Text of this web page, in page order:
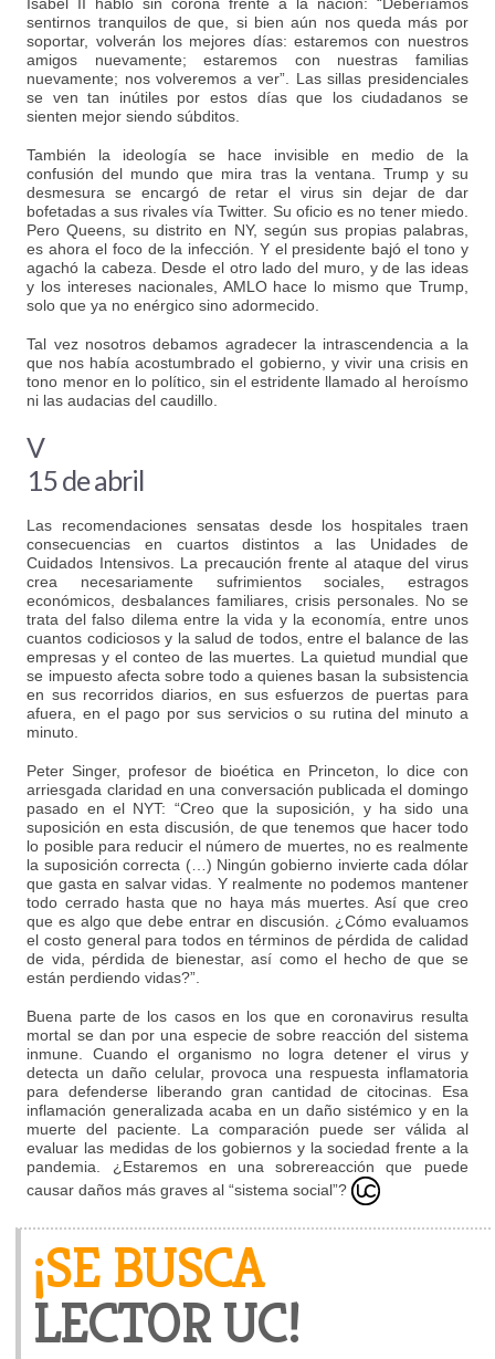
sentirnos tranquilos de que, si bien aún nos queda más por
soportar, volverán los mejores días: estaremos con nuestros
amigos nuevamente; estaremos con nuestras familias
nuevamente; nos volveremos a ver”. Las sillas presidenciales
se ven tan inútiles por estos días que los ciudadanos se
sienten mejor siendo súbditos.
También la ideología se hace invisible en medio de la
confusión del mundo que mira tras la ventana. Trump y su
desmesura se encargó de retar el virus sin dejar de dar
bofetadas a sus rivales vía Twitter. Su oficio es no tener miedo.
Pero Queens, su distrito en NY, según sus propias palabras,
es ahora el foco de la infección. Y el presidente bajó el tono y
agachó la cabeza. Desde el otro lado del muro, y de las ideas
y los intereses nacionales, AMLO hace lo mismo que Trump,
solo que ya no enérgico sino adormecido.
Tal vez nosotros debamos agradecer la intrascendencia a la
que nos había acostumbrado el gobierno, y vivir una crisis en
tono menor en lo político, sin el estridente llamado al heroísmo
ni las audacias del caudillo.
V
15 de abril
Las recomendaciones sensatas desde los hospitales traen
consecuencias en cuartos distintos a las Unidades de
Cuidados Intensivos. La precaución frente al ataque del virus
crea necesariamente sufrimientos sociales, estragos
económicos, desbalances familiares, crisis personales. No se
trata del falso dilema entre la vida y la economía, entre unos
cuantos codiciosos y la salud de todos, entre el balance de las
empresas y el conteo de las muertes. La quietud mundial que
se impuesto afecta sobre todo a quienes basan la subsistencia
en sus recorridos diarios, en sus esfuerzos de puertas para
afuera, en el pago por sus servicios o su rutina del minuto a
minuto.
Peter Singer, profesor de bioética en Princeton, lo dice con
arriesgada claridad en una conversación publicada el domingo
pasado en el NYT: “Creo que la suposición, y ha sido una
suposición en esta discusión, de que tenemos que hacer todo
lo posible para reducir el número de muertes, no es realmente
la suposición correcta (…) Ningún gobierno invierte cada dólar
que gasta en salvar vidas. Y realmente no podemos mantener
todo cerrado hasta que no haya más muertes. Así que creo
que es algo que debe entrar en discusión. ¿Cómo evaluamos
el costo general para todos en términos de pérdida de calidad
de vida, pérdida de bienestar, así como el hecho de que se
están perdiendo vidas?”.
Buena parte de los casos en los que en coronavirus resulta
mortal se dan por una especie de sobre reacción del sistema
inmune. Cuando el organismo no logra detener el virus y
detecta un daño celular, provoca una respuesta inflamatoria
para defenderse liberando gran cantidad de citocinas. Esa
inflamación generalizada acaba en un daño sistémico y en la
muerte del paciente. La comparación puede ser válida al
evaluar las medidas de los gobiernos y la sociedad frente a la
pandemia. ¿Estaremos en una sobrereacción que puede
causar daños más graves al “sistema social”?
¡SE BUSCA
LECTOR UC!